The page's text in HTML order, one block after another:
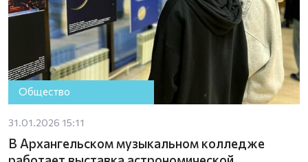
Общество
31.01.2026 15:11
В Архангельском музыкальном колледже